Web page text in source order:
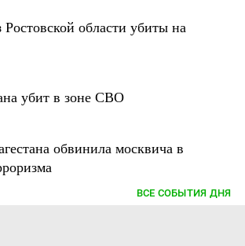
области убиты на
убит в зоне СВО
обвинила москвича в
ВСЕ СОБЫТИЯ ДНЯ